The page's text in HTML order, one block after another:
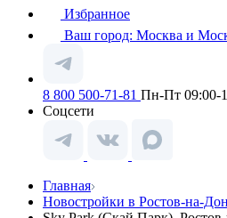
Избранное
Ваш город: Москва и
8 800 500-71-81 Пн-Пт 09:00-
Соцсети
Главная
Новостройки в Ростов-на-